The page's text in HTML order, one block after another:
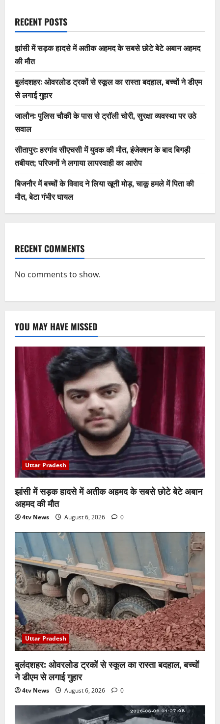
RECENT POSTS
झांसी में सड़क हादसे में अतीक अहमद के सबसे छोटे बेटे अबान अहमद
की मौत
बुलंदशहर: ओवरलोड ट्रकों से स्कूल का रास्ता बदहाल, बच्चों ने डीएम
से लगाई गुहार
जालौन: पुलिस चौकी के पास से ट्रॉली चोरी, सुरक्षा व्यवस्था पर उठे
सवाल
सीतापुर: हरगांव सीएचसी में युवक की मौत, इंजेक्शन के बाद बिगड़ी
तबीयत; परिजनों ने लगाया लापरवाही का आरोप
बिजनौर में बच्चों के विवाद ने लिया खूनी मोड़, चाकू हमले में पिता की
मौत, बेटा गंभीर घायल
RECENT COMMENTS
No comments to show.
YOU MAY HAVE MISSED
Uttar Pradesh
झांसी में सड़क हादसे में अतीक अहमद के सबसे छोटे बेटे अबान
अहमद की मौत
4tv News August 6, 2026 0
Uttar Pradesh
बुलंदशहर: ओवरलोड ट्रकों से स्कूल का रास्ता बदहाल, बच्चों
ने डीएम से लगाई गुहार
4tv News August 6, 2026 0